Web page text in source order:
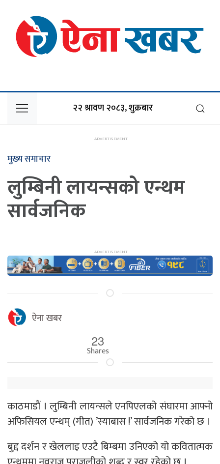
२२ श्रावण २०८३, शुक्रबार
मुख्य समाचार
लुम्बिनी लायन्सको एन्थम
सार्वजनिक
ऐना खबर
23
Shares
काठमाडौं । लुम्बिनी लायन्सले एनपिएलको संघारमा आफ्नो
अफिसियल एन्थम् (गीत) ’स्याबास !’ सार्वजनिक गरेको छ ।
बुद्द दर्शन र खेललाइ एउटै बिम्बमा उनिएको यो कवितात्मक